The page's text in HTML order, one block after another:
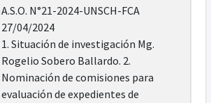
A.S.O. N°21-2024-UNSCH-FCA
27/04/2024
1. Situación de investigación Mg.
Rogelio Sobero Ballardo. 2.
Nominación de comisiones para
evaluación de expedientes de